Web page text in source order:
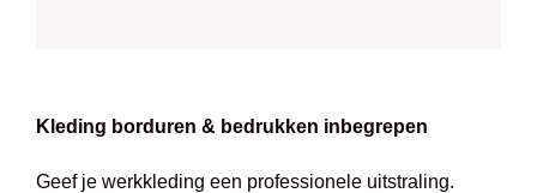
Kleding borduren & bedrukken inbegrepen
Geef je werkkleding een professionele uitstraling.